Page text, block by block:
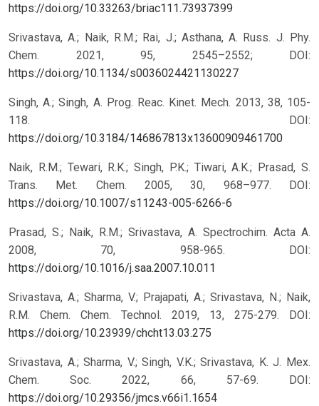
https://doi.org/10.33263/briac111.73937399
Srivastava, A.; Naik, R.M.; Rai, J.; Asthana, A. Russ. J. Phy.
Chem. 2021, 95, 2545–2552; DOI:
https://doi.org/10.1134/s0036024421130227
Singh, A.; Singh, A. Prog. Reac. Kinet. Mech. 2013, 38, 105-
118. DOI:
https://doi.org/10.3184/146867813x13600909461700
Naik, R.M.; Tewari, R.K.; Singh, P.K.; Tiwari, A.K.; Prasad, S.
Trans. Met. Chem. 2005, 30, 968–977. DOI:
https://doi.org/10.1007/s11243-005-6266-6
Prasad, S.; Naik, R.M.; Srivastava, A. Spectrochim. Acta A.
2008, 70, 958-965. DOI:
https://doi.org/10.1016/j.saa.2007.10.011
Srivastava, A.; Sharma, V.; Prajapati, A.; Srivastava, N.; Naik,
R.M. Chem. Chem. Technol. 2019, 13, 275-279. DOI:
https://doi.org/10.23939/chcht13.03.275
Srivastava, A.; Sharma, V.; Singh, V.K.; Srivastava, K. J. Mex.
Chem. Soc. 2022, 66, 57-69. DOI:
https://doi.org/10.29356/jmcs.v66i1.1654